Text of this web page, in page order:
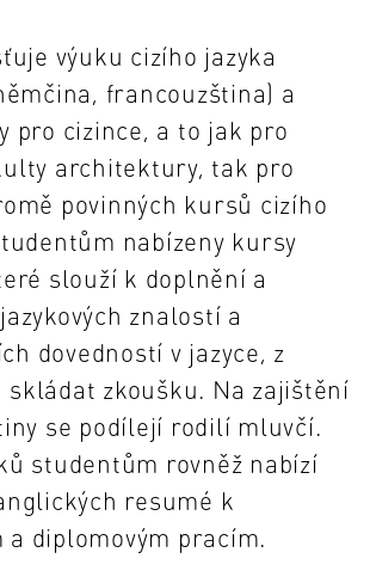
výuku cizího jazyka
francouzština) a
pro cizince, a to jak pro
architektury, tak pro
povinných kursů cizího
nabízeny kursy
slouží k doplnění a
znalostí a
dovedností v jazyce, z
skládat zkoušku. Na zajištění
se podílejí rodilí mluvčí.
studentům rovněž nabízí
resumé k
a diplomovým pracím.